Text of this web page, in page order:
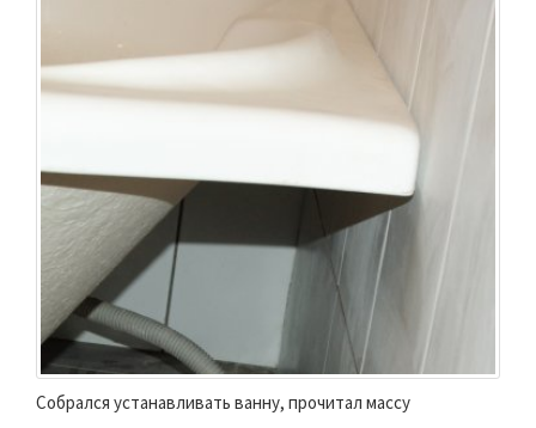
Собрался устанавливать ванну, прочитал массу